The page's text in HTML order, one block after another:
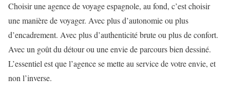
Choisir une agence de voyage espagnole, au fond, c’est choisir
une manière de voyager. Avec plus d’autonomie ou plus
d’encadrement. Avec plus d’authenticité brute ou plus de confort.
Avec un goût du détour ou une envie de parcours bien dessiné.
L’essentiel est que l’agence se mette au service de votre envie, et
non l’inverse.